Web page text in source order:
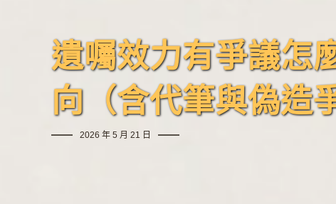
遺囑效力有爭議怎
向（含代筆與偽造
2026 年 5 月 21 日